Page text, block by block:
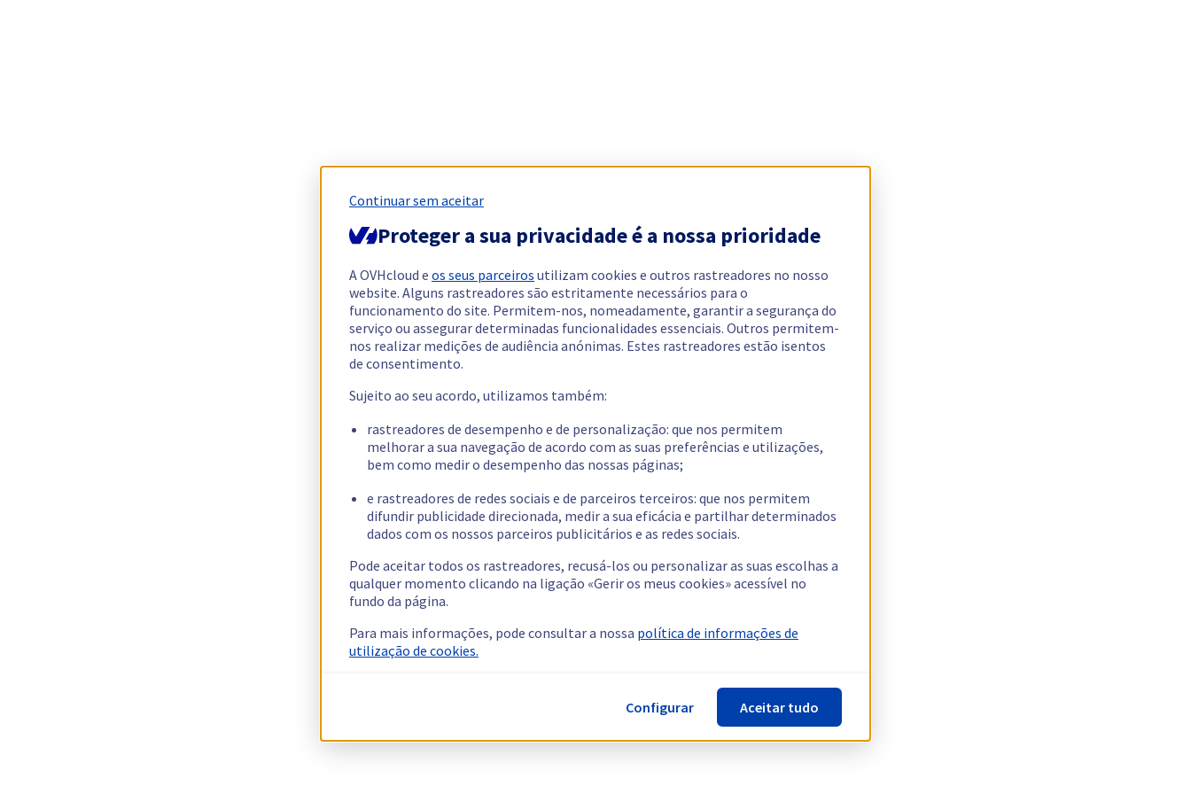
Continuar sem aceitar
Proteger a sua privacidade é a nossa prioridade
A OVHcloud e os seus parceiros utilizam cookies e outros rastreadores no nosso
website. Alguns rastreadores são estritamente necessários para o
funcionamento do site. Permitem-nos, nomeadamente, garantir a segurança do
serviço ou assegurar determinadas funcionalidades essenciais. Outros permitem-
nos realizar medições de audiência anónimas. Estes rastreadores estão isentos
de consentimento.
Sujeito ao seu acordo, utilizamos também:
rastreadores de desempenho e de personalização: que nos permitem
melhorar a sua navegação de acordo com as suas preferências e utilizações,
bem como medir o desempenho das nossas páginas;
e rastreadores de redes sociais e de parceiros terceiros: que nos permitem
difundir publicidade direcionada, medir a sua eficácia e partilhar determinados
dados com os nossos parceiros publicitários e as redes sociais.
Pode aceitar todos os rastreadores, recusá-los ou personalizar as suas escolhas a
qualquer momento clicando na ligação «Gerir os meus cookies» acessível no
fundo da página.
Para mais informações, pode consultar a nossa política de informações de
utilização de cookies.
Configurar Aceitar tudo